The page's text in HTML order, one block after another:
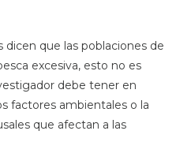
dicen que las poblaciones de
excesiva, esto no es
debe tener en
factores ambientales o la
que afectan a las